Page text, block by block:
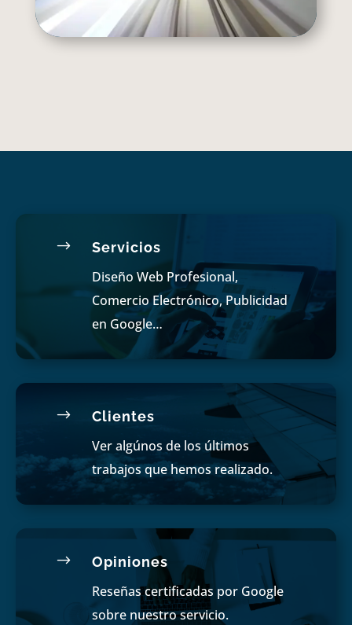
$ Servicios
Diseño Web Profesional,
Comercio Electrónico, Publicidad
en Google…
$ Clientes
Ver algúnos de los últimos
trabajos que hemos realizado.
$ Opiniones
Reseñas certificadas por Google
sobre nuestro servicio.